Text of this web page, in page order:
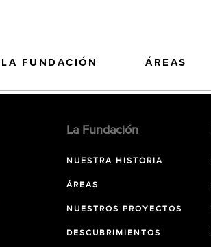
LA FUNDACIÓN ÁREAS
La Fundación
NUESTRA HISTORIA
ÁREAS
NUESTROS PROYECTOS
DESCUBRIMIENTOS